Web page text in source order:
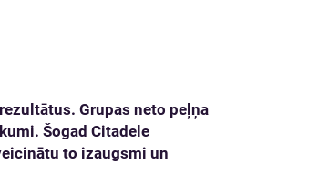
Grupas neto peļņa
Šogad Citadele
to izaugsmi un